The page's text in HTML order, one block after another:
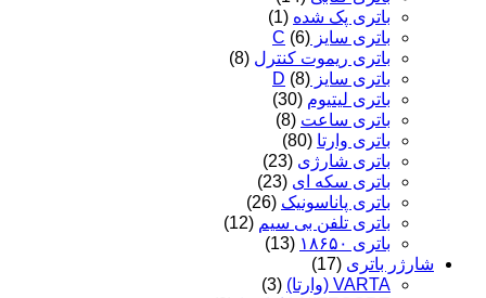
باتری پک شده (1)
باتری سایز C (6)
باتری ریموت کنترل (8)
باتری سایز D (8)
باتری لیتیوم (30)
باتری ساعت (8)
باتری وارتا (80)
باتری شارژی (23)
باتری سکه ای (23)
باتری پاناسونیک (26)
باتری تلفن بی سیم (12)
باتری ۱۸۶۵۰
(13)
شارژر باتری (17)
VARTA (وارتا)
(3)